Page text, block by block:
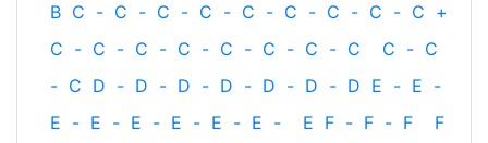
B C - C - C - C - C - C - C - C - C +
C - C - C - C - C - C - C - C C - C
- C D - D - D - D - D - D - D E - E -
E - E - E - E - E - E - E F - F - F
F